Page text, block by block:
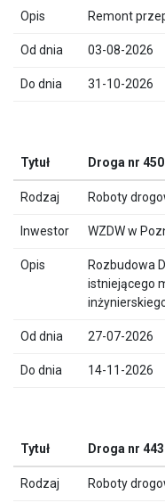
Remont
03-08-2026
31-10-2026
Droga nr 450
Roboty
WZDW w
Rozbudowa
istniejącego
27-07-2026
14-11-2026
Droga nr 443
Roboty